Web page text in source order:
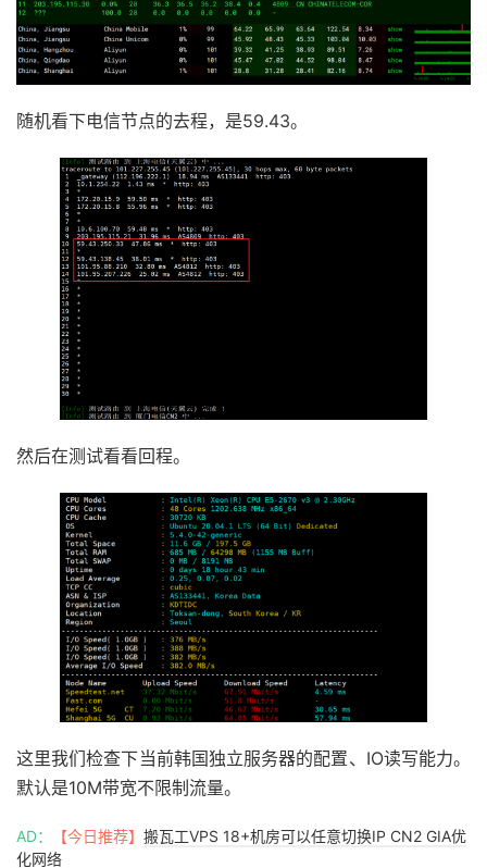
随机看下电信节点的去程，是59.43。
然后在测试看看回程。
这里我们检查下当前韩国独立服务器的配置、IO读写能力。
默认是10M带宽不限制流量。
AD： 【今日推荐】 搬瓦工VPS 18+机房可以任意切换IP CN2 GIA优
化网络